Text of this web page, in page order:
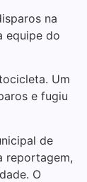
na
equipe do
Um
e fugiu
de
reportagem,
O